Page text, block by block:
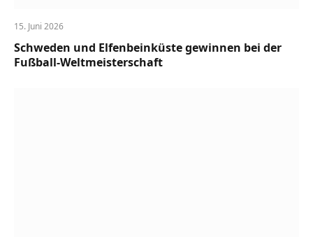
15. Juni 2026
Schweden und Elfenbeinküste gewinnen bei der
Fußball-Weltmeisterschaft